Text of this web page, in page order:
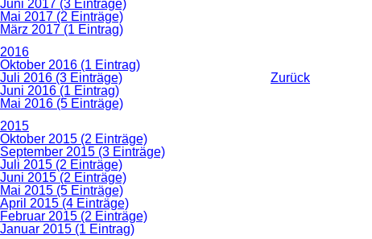
Zurück
Juni 2017 (3 Einträge)
Mai 2017 (2 Einträge)
März 2017 (1 Eintrag)
2016
Oktober 2016 (1 Eintrag)
Juli 2016 (3 Einträge)
Juni 2016 (1 Eintrag)
Mai 2016 (5 Einträge)
2015
Oktober 2015 (2 Einträge)
September 2015 (3 Einträge)
Juli 2015 (2 Einträge)
Juni 2015 (2 Einträge)
Mai 2015 (5 Einträge)
April 2015 (4 Einträge)
Februar 2015 (2 Einträge)
Januar 2015 (1 Eintrag)